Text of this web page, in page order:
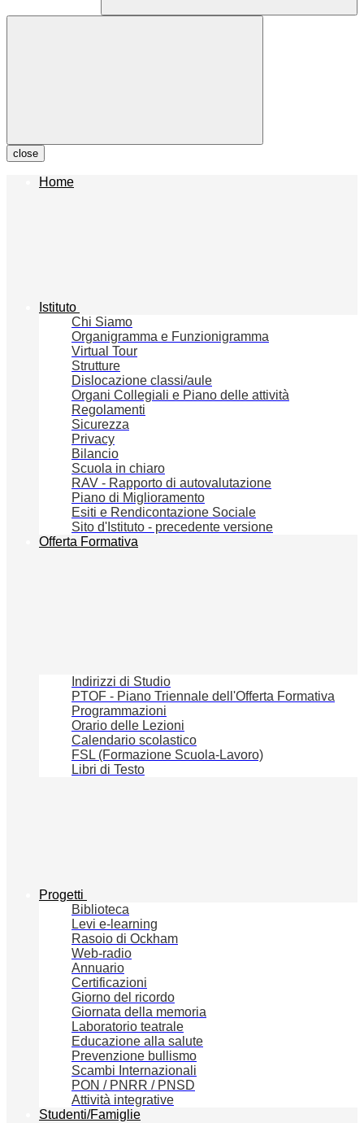
close
Home
Istituto
Chi Siamo
Organigramma e Funzionigramma
Virtual Tour
Strutture
Dislocazione classi/aule
Organi Collegiali e Piano delle attività
Regolamenti
Sicurezza
Privacy
Bilancio
Scuola in chiaro
RAV - Rapporto di autovalutazione
Piano di Miglioramento
Esiti e Rendicontazione Sociale
Sito d'Istituto - precedente versione
Offerta Formativa
Indirizzi di Studio
PTOF - Piano Triennale dell'Offerta Formativa
Programmazioni
Orario delle Lezioni
Calendario scolastico
FSL (Formazione Scuola-Lavoro)
Libri di Testo
Progetti
Biblioteca
Levi e-learning
Rasoio di Ockham
Web-radio
Annuario
Certificazioni
Giorno del ricordo
Giornata della memoria
Laboratorio teatrale
Educazione alla salute
Prevenzione bullismo
Scambi Internazionali
PON / PNRR / PNSD
Attività integrative
Studenti/Famiglie